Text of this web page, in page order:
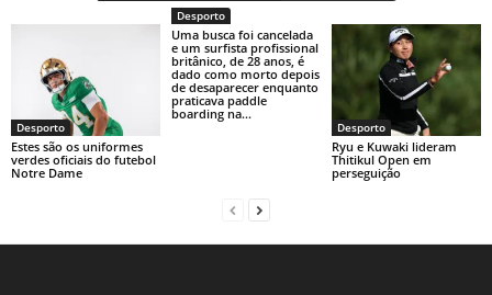
Desporto
Estes são os uniformes
verdes oficiais do futebol
Notre Dame
Desporto
Uma busca foi cancelada
e um surfista profissional
britânico, de 28 anos, é
dado como morto depois
de desaparecer enquanto
praticava paddle
boarding na...
Desporto
Ryu e Kuwaki lideram
Thitikul Open em
perseguição